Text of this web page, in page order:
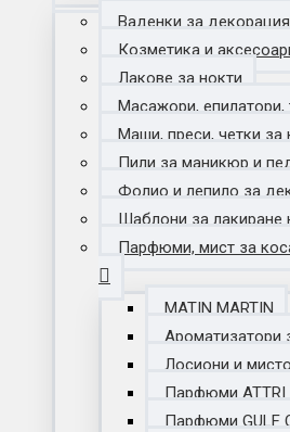
Ваденки за декорация
Козметика и
Лакове за нокти
Масажори, епилатори,
Маши, преси, четки за
Пили за маникюр и
Фолио и лепило за
Шаблони за лакиране
Парфюми, мист за
MATIN MARTIN
Ароматизатори
Лосиони и
Парфюми ATTRI
Парфюми GULF